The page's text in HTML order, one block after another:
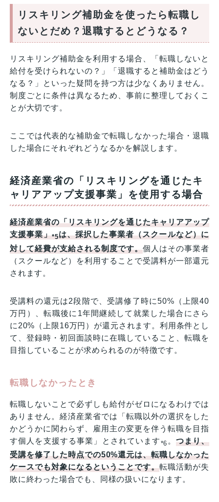
リスキリング補助金を使ったら転職し
ないとだめ？退職するとどうなる？
リスキリング補助金を利用する場合、「転職しないと
給付を受けられないの？」「退職すると補助金はどう
なる？」といった疑問を持つ方は少なくありません。
制度ごとに条件は異なるため、事前に整理しておくこ
とが大切です。
ここでは代表的な補助金で転職しなかった場合・退職
した場合にそれぞれどうなるかを解説します。
経済産業省の「リスキリングを通じたキ
ャリアアップ支援事業」を使用する場合
経済産業省の「リスキリングを通じたキャリアアップ
支援事業」*5は、採択した事業者（スクールなど）に
対して経費が支給される制度です。個人はその事業者
（スクールなど）を利用することで受講料が一部還元
されます。
受講料の還元は2段階で、受講修了時に50%（上限40
万円）、転職後に1年間継続して就業した場合にさら
に20%（上限16万円）が還元されます。利用条件とし
て、登録時・初回面談時に在職していること、転職を
目指していることが求められるのが特徴です。
転職しなかったとき
転職しないことで必ずしも給付がゼロになるわけでは
ありません。経済産業省では「転職以外の選択をした
かどうかに関わらず、雇用主の変更を伴う転職を目指
す個人を支援する事業」とされています *6 。 つまり、
受講を修了した時点での50%還元は、転職しなかった
ケースでも対象になるということです。転職活動が失
敗に終わった場合でも、同様の扱いになります。